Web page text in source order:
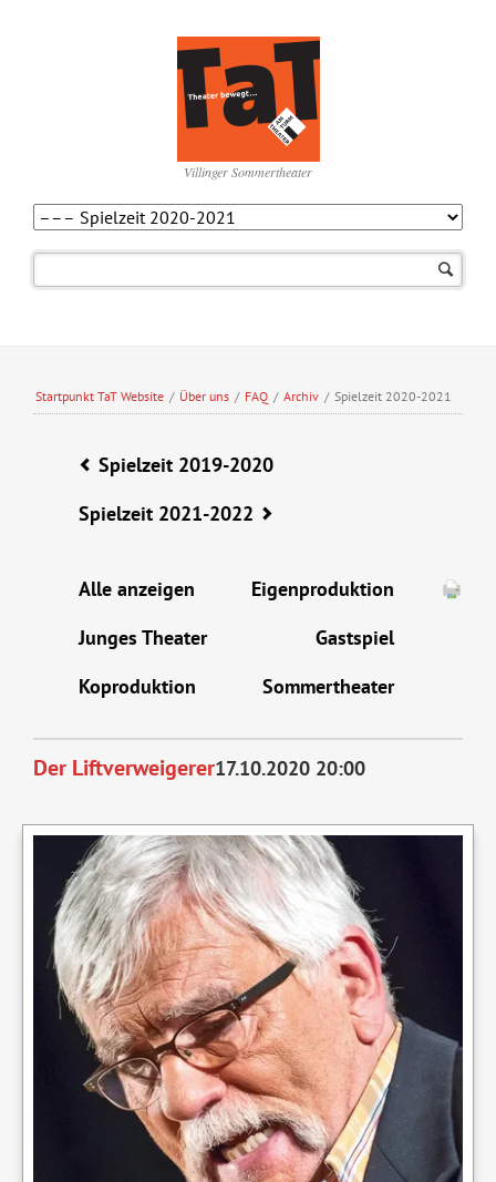
Villinger Sommertheater
Startpunkt TaT Website / Über uns / FAQ / Archiv / Spielzeit 2020-2021
Spielzeit 2019-2020
Spielzeit 2021-2022
Alle anzeigen
Eigenproduktion
Junges Theater
Gastspiel
Koproduktion
Sommertheater
Der Liftverweigerer17.10.2020 20:00